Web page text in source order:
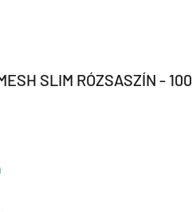
SLIM RÓZSASZÍN -